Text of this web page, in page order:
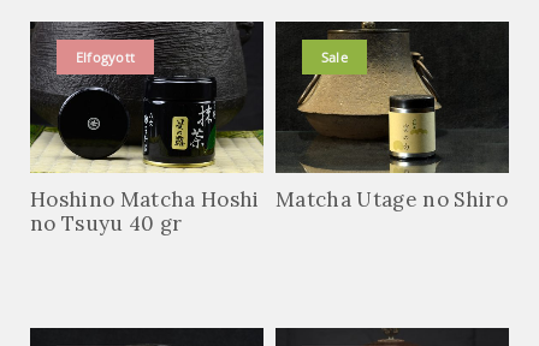
Elfogyott
Hoshino Matcha Hoshi
no Tsuyu 40 gr
Sale
Matcha Utage no Shiro